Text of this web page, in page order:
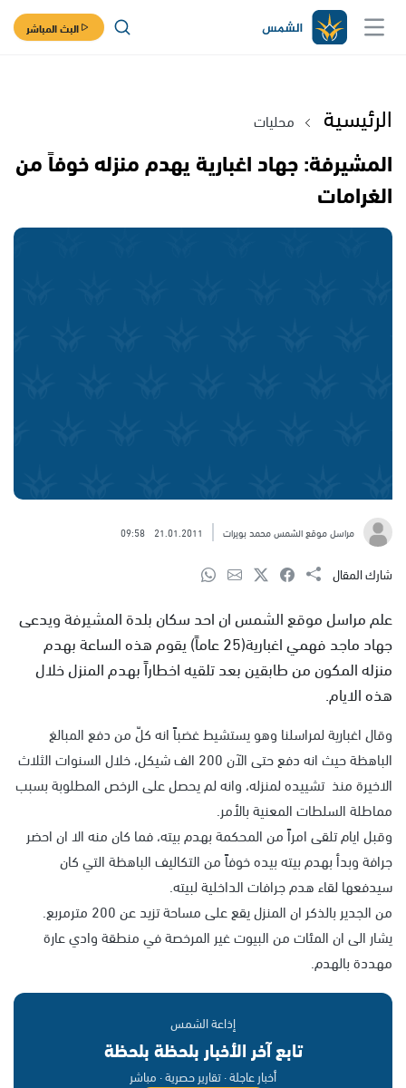
البث المباشر
الرئيسية محليات
المشيرفة: جهاد اغبارية يهدم منزله خوفاً من
الغرامات
مراسل موقع الشمس محمد بويرات 21.01.2011
09:58
شارك المقال
علم مراسل موقع الشمس ان احد سكان بلدة المشيرفة ويدعى
جهاد ماجد فهمي اغبارية(25 عاماً) يقوم هذه الساعة بهدم
منزله المكون من طابقين بعد تلقيه اخطاراً بهدم المنزل خلال
هذه الايام.
وقال اغبارية لمراسلنا وهو يستشيط غضباً انه كلّ من دفع المبالغ
الباهظة حيث انه دفع حتى الآن 200 الف شيكل، خلال السنوات الثلاث
الاخيرة منذ تشييده لمنزله، وانه لم يحصل على الرخص المطلوبة بسبب
مماطلة السلطات المعنية بالأمر.
وقبل ايام تلقى امراً من المحكمة بهدم بيته، فما كان منه الا ان احضر
جرافة وبدأ بهدم بيته بيده خوفاً من التكاليف الباهظة التي كان
سيدفعها لقاء هدم جرافات الداخلية لبيته.
من الجدير بالذكر ان المنزل يقع على مساحة تزيد عن 200 مترمربع.
يشار الى ان المئات من البيوت غير المرخصة في منطقة وادي عارة
مهددة بالهدم.
إذاعة الشمس
تابع آخر الأخبار بلحظة بلحظة
أخبار عاجلة · تقارير حصرية · مباشر